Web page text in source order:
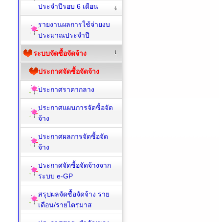
ประจำปีรอบ 6 เดือน
รายงานผลการใช้จ่ายงบ
ประมาณประจำปี
ระบบจัดซื้อจัดจ้าง
ประกาศจัดซื้อจัดจ้าง
ประกาศราคากลาง
ประกาศแผนการจัดซื้อจัด
จ้าง
ประกาศผลการจัดซื้อจัด
จ้าง
ประกาศจัดซื้อจัดจ้างจาก
ระบบ e-GP
สรุปผลจัดซื้อจัดจ้าง ราย
เดือน/รายไตรมาส